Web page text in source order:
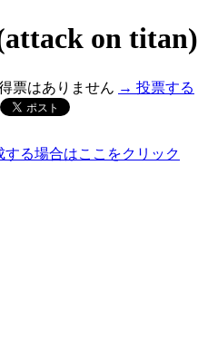
on titan)
票はありません → 投票する
する場合はここをクリック